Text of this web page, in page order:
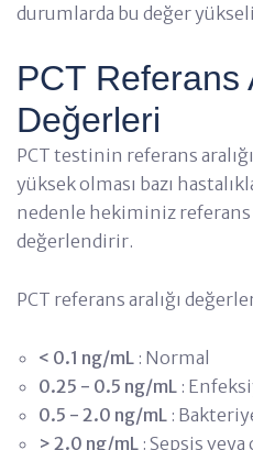
durumlarda bu değer
PCT Referans
Değerleri
PCT testinin referans
yüksek olması bazı
nedenle hekiminiz referans
değerlendirir.
PCT referans aralığı
< 0.1 ng/mL : Normal
0.25 - 0.5 ng/mL :
0.5 - 2.0 ng/mL :
> 2.0 ng/mL : Sepsis